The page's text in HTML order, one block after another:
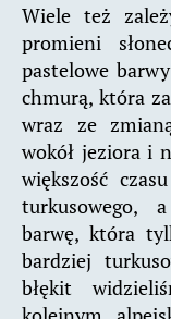
Wiele też
promieni
pastelowe
chmurą, która
wraz ze
wokół jeziora i
większość
turkusowego,
barwę, która
bardziej
błękit